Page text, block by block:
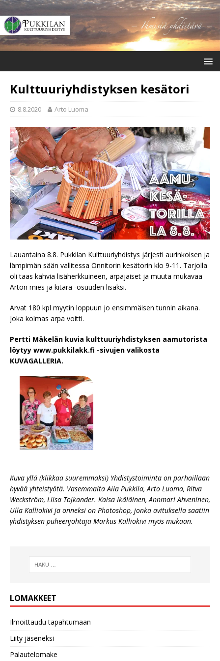
Kulttuuriyhdistyksen kesätori
8.8.2020 Arto Luoma
Lauantaina 8.8. Pukkilan Kulttuuriyhdistys järjesti aurinkoisen ja
lämpimän sään vallitessa Onnitorin kesätorin klo 9-11. Tarjolla
oli taas kahvia lisäherkkuineen, arpajaiset ja muuta mukavaa
Arton mies ja kitara -osuuden lisäksi.
Arvat 180 kpl myytin loppuun jo ensimmäisen tunnin aikana.
Joka kolmas arpa voitti.
Pertti Mäkelän kuvia kulttuuriyhdistyksen aamutorista
löytyy www.pukkilakk.fi -sivujen valikosta
KUVAGALLERIA.
Kuva yllä (klikkaa suuremmaksi) Yhdistystoiminta on parhaillaan
hyvää yhteistyötä. Vasemmalta Aila Pukkila, Arto Luoma, Ritva
Weckström, Liisa Tojkander. Kaisa Ikäläinen, Annmari Ahveninen,
Ulla Kalliokivi ja onneksi on Photoshop, jonka avituksella saatiin
yhdistyksen puheenjohtaja Markus Kalliokivi myös mukaan.
LOMAKKEET
Ilmoittaudu tapahtumaan
Liity jäseneksi
Palautelomake